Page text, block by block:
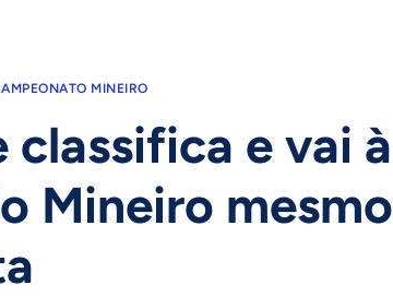
MINEIRO
classifica e vai à
Mineiro mesmo